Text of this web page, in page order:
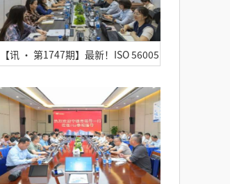
【讯 • 第1747期】最新！ISO 56005
阶段启动会在itc保伦股份正式启动！